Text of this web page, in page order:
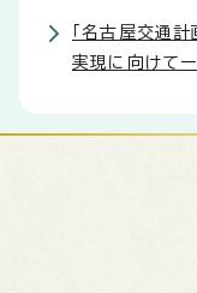
「名古屋交通
実現に向けてー